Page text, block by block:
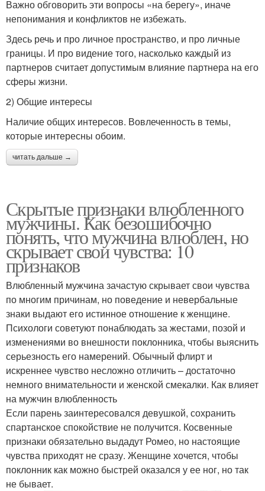
Важно обговорить эти вопросы «на берегу», иначе
непонимания и конфликтов не избежать.
Здесь речь и про личное пространство, и про личные
границы. И про видение того, насколько каждый из
партнеров считает допустимым влияние партнера на его
сферы жизни.
2) Общие интересы
Наличие общих интересов. Вовлеченность в темы,
которые интересны обоим.
читать дальше →
Скрытые признаки влюбленного
мужчины. Как безошибочно
понять, что мужчина влюблен, но
скрывает свои чувства: 10
признаков
Влюбленный мужчина зачастую скрывает свои чувства
по многим причинам, но поведение и невербальные
знаки выдают его истинное отношение к женщине.
Психологи советуют понаблюдать за жестами, позой и
изменениями во внешности поклонника, чтобы выяснить
серьезность его намерений. Обычный флирт и
искреннее чувство несложно отличить – достаточно
немного внимательности и женской смекалки. Как влияет
на мужчин влюбленность
Если парень заинтересовался девушкой, сохранить
спартанское спокойствие не получится. Косвенные
признаки обязательно выдадут Ромео, но настоящие
чувства приходят не сразу. Женщине хочется, чтобы
поклонник как можно быстрей оказался у ее ног, но так
не бывает.